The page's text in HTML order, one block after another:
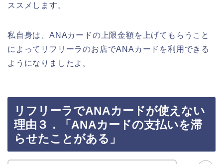
ススメします。
私自身は、ANAカードの上限金額を上げてもらうこと
によってリフリーラのお店でANAカードを利用できる
ようになりましたよ。
リフリーラでANAカードが使えない
理由３．「ANAカードの支払いを滞
らせたことがある」